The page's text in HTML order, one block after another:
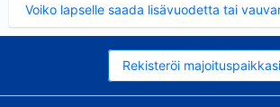
Voiko lapselle saada lisävuodetta tai
Rekisteröi majoituspaikkasi